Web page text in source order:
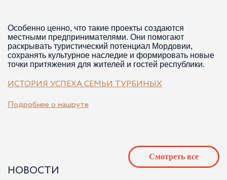
Особенно ценно, что такие проекты создаются
местными предпринимателями. Они помогают
раскрывать туристический потенциал Мордовии,
сохранять культурное наследие и формировать новые
точки притяжения для жителей и гостей республики.
ИСТОРИЯ УСПЕХА СЕМЬИ ТУРБИНЫХ
Подробнее о машруте
НОВОСТИ
Cмотреть все